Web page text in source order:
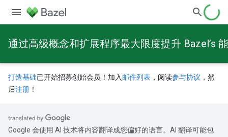
通过高级概念和扩展程序最大限度提升 Bazel’s
打造基础已开始招募创始会员！加入 邮件列表 ，阅读参与协议 ，然
后注册 ！
Google 会使用 AI 技术将内容翻译成您偏好的语言。AI 翻译可能包